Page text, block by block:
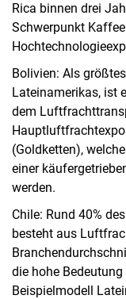
Rica binnen drei
Schwerpunkt
Bolivien: Als
Lateinamerikas, ist
dem
(Goldketten),
einer
werden.
Chile: Rund 40%
besteht aus
die hohe
Beispielmodell